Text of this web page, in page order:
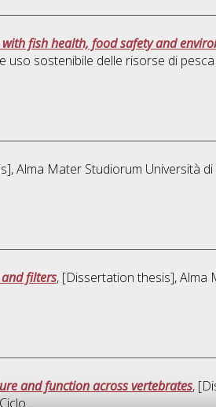
fish health, food safety and
uso sostenibile delle risorse di
Alma Mater Studiorum Università
filters, [Dissertation thesis], Alma
and function across vertebrates,